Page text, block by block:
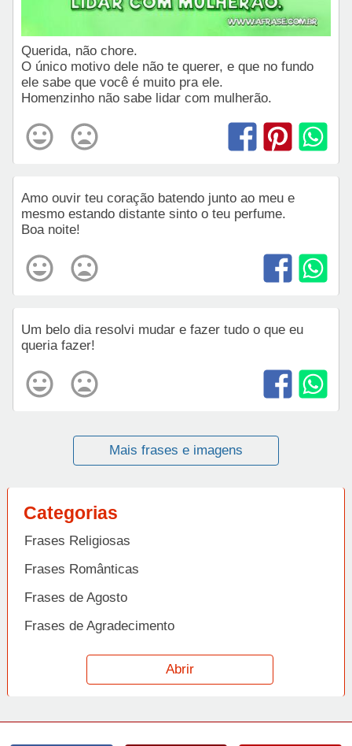
Querida, não chore.
O único motivo dele não te querer, e que no fundo
ele sabe que você é muito pra ele.
Homenzinho não sabe lidar com mulherão.
Amo ouvir teu coração batendo junto ao meu e
mesmo estando distante sinto o teu perfume.
Boa noite!
Um belo dia resolvi mudar e fazer tudo o que eu
queria fazer!
Mais frases e imagens
Categorias
Frases Religiosas
Frases Românticas
Frases de Agosto
Frases de Agradecimento
Frases de Amizade
Frases de Amor
Abrir